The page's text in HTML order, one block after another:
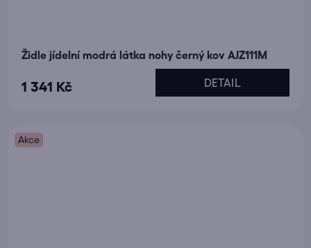
Židle jídelní modrá látka nohy černý kov AJZ111M
1 341 Kč DETAIL
Akce